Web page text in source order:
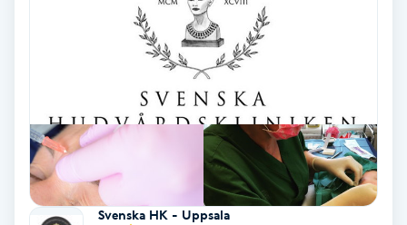
Fransförlängning
Fransförlängning Megavolym
Fransförlängning Volym
Svenska HK - Uppsala